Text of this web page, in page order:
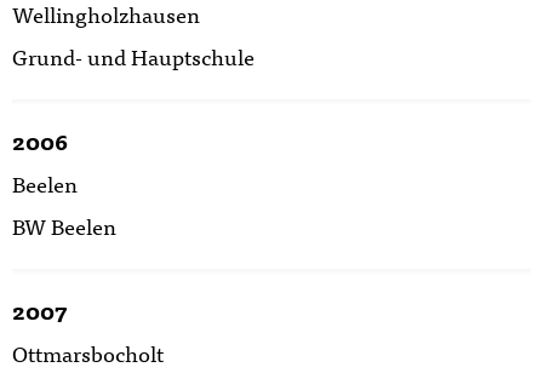
Wellingholzhausen
Grund- und Hauptschule
2006
Beelen
BW Beelen
2007
Ottmarsbocholt